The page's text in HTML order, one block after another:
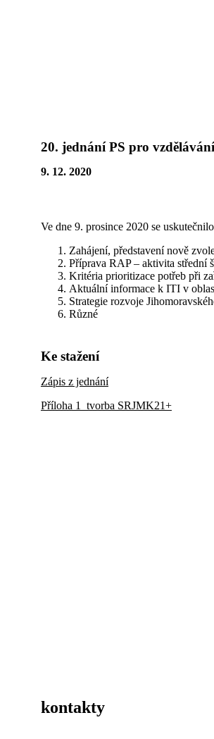
20. jednání PS pro
9. 12. 2020
Ve dne 9. prosince 2020 se
Zahájení, představení nově
Příprava RAP – aktivita střední
Kritéria prioritizace potřeb při
Aktuální informace k ITI v
Strategie rozvoje
Různé
Ke stažení
Zápis z jednání
Příloha 1_tvorba SRJMK21+
kontakty